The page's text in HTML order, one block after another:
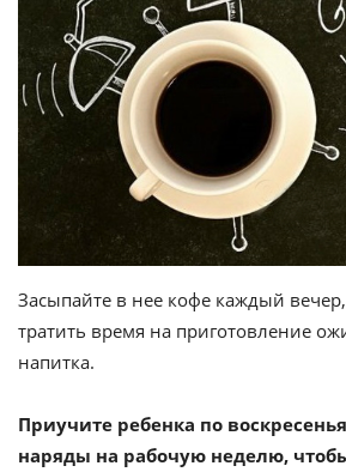
Засыпайте в нее кофе каждый
тратить время на приготовление
напитка.
Приучите ребенка по
наряды на рабочую неделю,